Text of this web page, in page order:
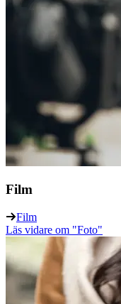
Film
Film
Läs vidare om "Foto"